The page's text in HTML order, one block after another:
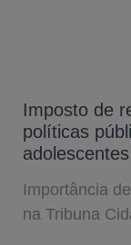
Imposto de
políticas
adolescentes
Importância
na Tribuna